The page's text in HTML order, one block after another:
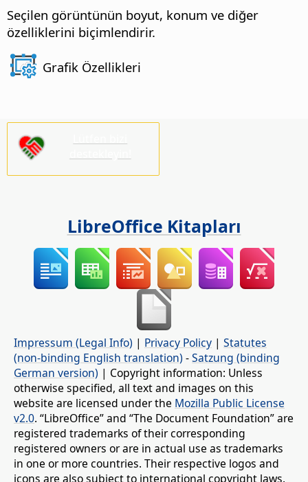
Seçilen görüntünün boyut, konum ve diğer
özelliklerini biçimlendirir.
Grafik Özellikleri
LibreOffice Kitapları
Impressum (Legal Info) | Privacy Policy | Statutes
(non-binding English translation) -Satzung (binding
German version) | Copyright information: Unless
otherwise specified, all text and images on this
website are licensed under the Mozilla Public License
v2.0. “LibreOffice” and “The Document Foundation” are
registered trademarks of their corresponding
registered owners or are in actual use as trademarks
in one or more countries. Their respective logos and
icons are also subject to international copyright laws.